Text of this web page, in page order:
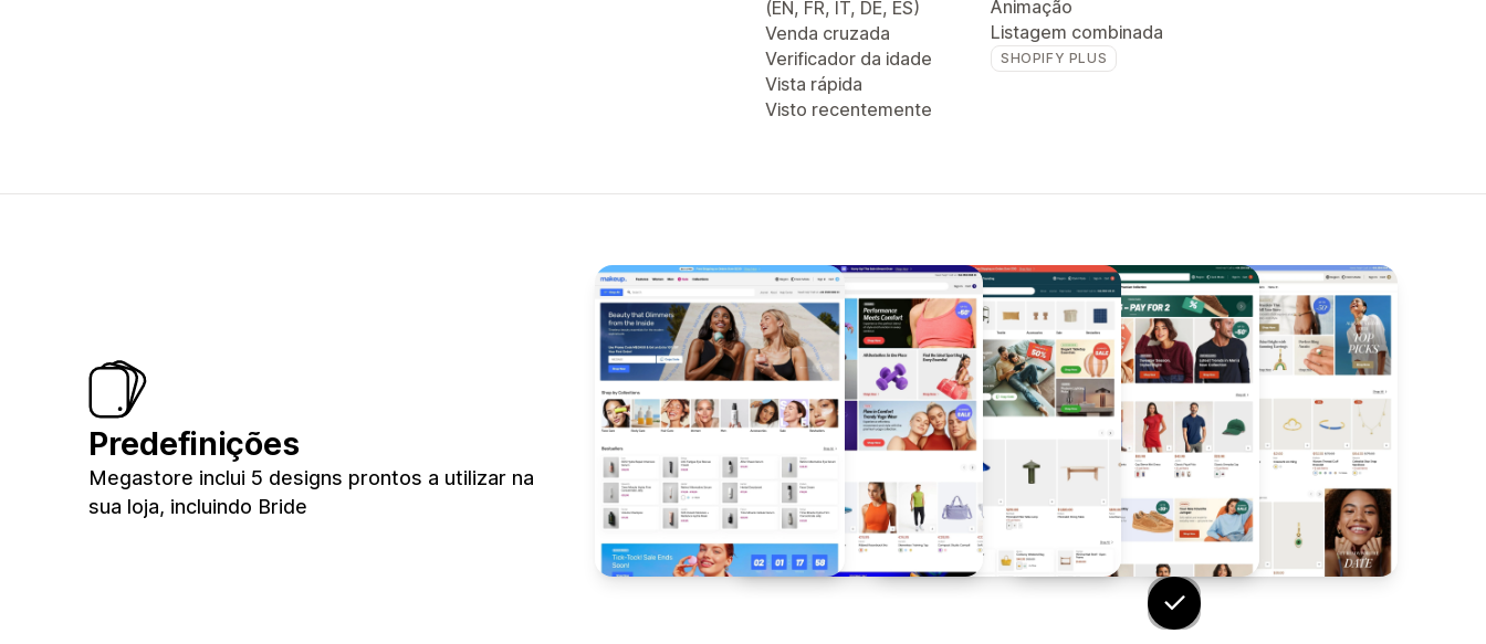
(EN, FR, IT, DE, ES)
Venda cruzada
Verificador da idade
Vista rápida
Visto recentemente
Animação
Listagem combinada
SHOPIFY PLUS
Predefinições
Megastore inclui 5 designs prontos a utilizar na
sua loja, incluindo Bride